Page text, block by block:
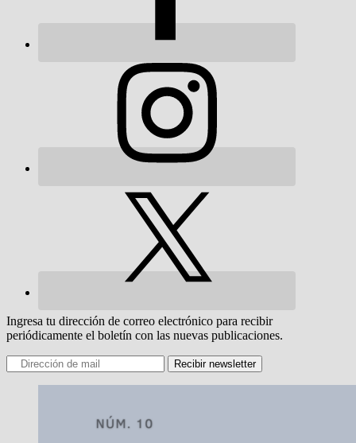
Ingresa tu dirección de correo electrónico para recibir
periódicamente el boletín con las nuevas publicaciones.
Recibir newsletter